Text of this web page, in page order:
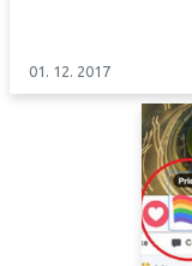
01. 12. 2017